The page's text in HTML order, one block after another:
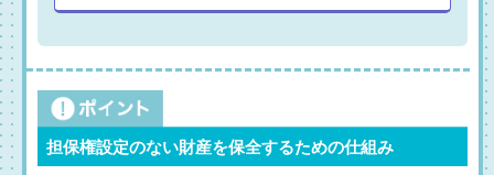
担保権設定のない財産を保全するための仕組み